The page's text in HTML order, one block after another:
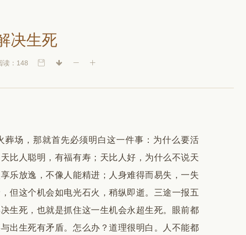
决生死
读：148
场，那就首先必须明白这一件事：为什么要活
比人聪明，有福有寿；天比人好，为什么不说天
乐放逸，不像人能精进；人身难得而易失，一失
但这个机会如电光石火，稍纵即逝。三途一报五
生死，也就是抓住这一生机会永超生死。眼前都
出生死有矛盾。怎么办？道理很明白。人不能都